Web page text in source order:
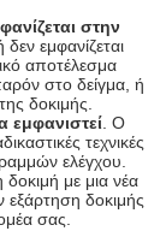
στην
εμφανίζεται
αποτέλεσμα
στο δείγμα, ή
δοκιμής.
. Ο
τεχνικές
ελέγχου.
με μια νέα
εξάρτηση δοκιμής
σας.